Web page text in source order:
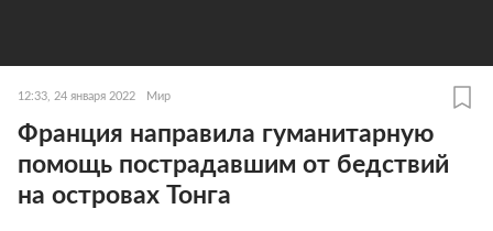
12:33, 24 января 2022 Мир
Франция направила гуманитарную
помощь пострадавшим от бедствий
на островах Тонга